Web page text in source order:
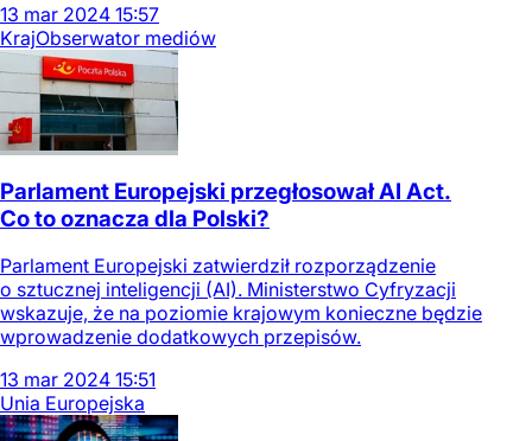
13 mar 2024 15:57
KrajObserwator mediów
Parlament Europejski przegłosował AI Act.
Co to oznacza dla Polski?
Parlament Europejski zatwierdził rozporządzenie
o sztucznej inteligencji (AI). Ministerstwo Cyfryzacji
wskazuje, że na poziomie krajowym konieczne będzie
wprowadzenie dodatkowych przepisów.
13 mar 2024 15:51
Unia Europejska